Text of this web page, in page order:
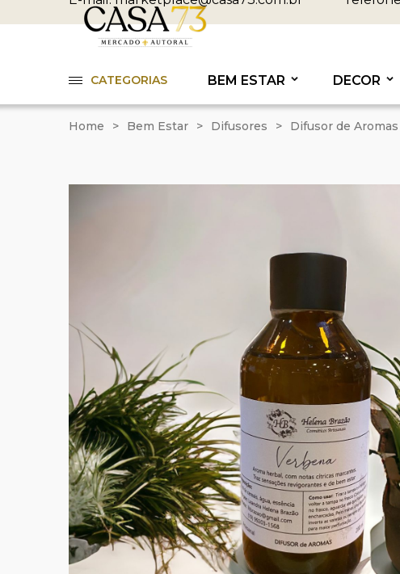
CATEGORIAS BEM ESTAR DECOR
Home > Bem Estar > Difusores > Difusor de